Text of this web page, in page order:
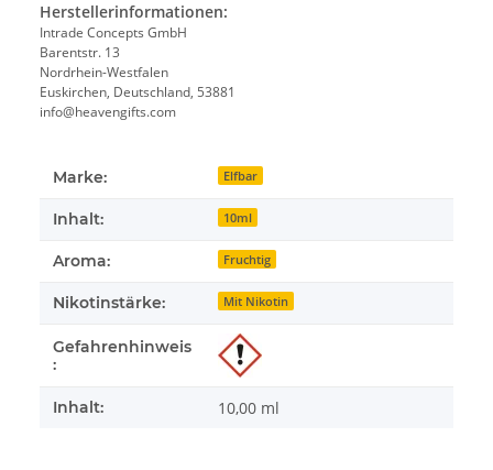
Herstellerinformationen:
Intrade Concepts GmbH
Barentstr. 13
Nordrhein-Westfalen
Euskirchen, Deutschland, 53881
info@heavengifts.com
Marke: Elfbar
Inhalt: 10ml
Aroma: Fruchtig
Nikotinstärke: Mit Nikotin
Gefahrenhinweis
:
Inhalt: 10,00 ml